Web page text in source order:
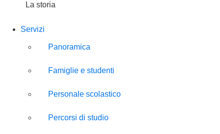
La storia
Servizi
Panoramica
Famiglie e studenti
Personale scolastico
Percorsi di studio